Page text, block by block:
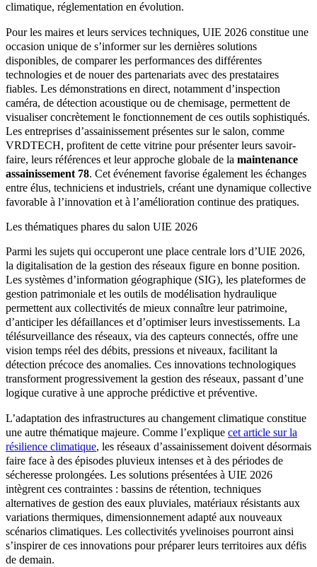
climatique, réglementation en évolution.
Pour les maires et leurs services techniques, UIE 2026 constitue une
occasion unique de s’informer sur les dernières solutions
disponibles, de comparer les performances des différentes
technologies et de nouer des partenariats avec des prestataires
fiables. Les démonstrations en direct, notamment d’inspection
caméra, de détection acoustique ou de chemisage, permettent de
visualiser concrètement le fonctionnement de ces outils sophistiqués.
Les entreprises d’assainissement présentes sur le salon, comme
VRDTECH, profitent de cette vitrine pour présenter leurs savoir-
faire, leurs références et leur approche globale de la maintenance
assainissement 78. Cet événement favorise également les échanges
entre élus, techniciens et industriels, créant une dynamique collective
favorable à l’innovation et à l’amélioration continue des pratiques.
Les thématiques phares du salon UIE 2026
Parmi les sujets qui occuperont une place centrale lors d’UIE 2026,
la digitalisation de la gestion des réseaux figure en bonne position.
Les systèmes d’information géographique (SIG), les plateformes de
gestion patrimoniale et les outils de modélisation hydraulique
permettent aux collectivités de mieux connaître leur patrimoine,
d’anticiper les défaillances et d’optimiser leurs investissements. La
télésurveillance des réseaux, via des capteurs connectés, offre une
vision temps réel des débits, pressions et niveaux, facilitant la
détection précoce des anomalies. Ces innovations technologiques
transforment progressivement la gestion des réseaux, passant d’une
logique curative à une approche prédictive et préventive.
L’adaptation des infrastructures au changement climatique constitue
une autre thématique majeure. Comme l’explique cet article sur la
résilience climatique, les réseaux d’assainissement doivent désormais
faire face à des épisodes pluvieux intenses et à des périodes de
sécheresse prolongées. Les solutions présentées à UIE 2026
intègrent ces contraintes : bassins de rétention, techniques
alternatives de gestion des eaux pluviales, matériaux résistants aux
variations thermiques, dimensionnement adapté aux nouveaux
scénarios climatiques. Les collectivités yvelinoises pourront ainsi
s’inspirer de ces innovations pour préparer leurs territoires aux défis
de demain.